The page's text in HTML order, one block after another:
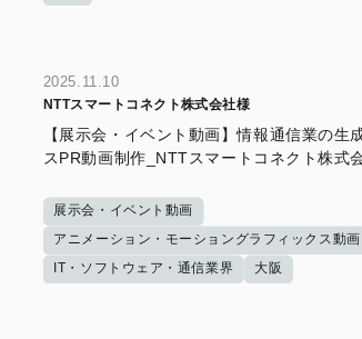
2025.11.10
NTTスマートコネクト株式会社様
【展示会・イベント動画】情報通信業の生
スPR動画制作_NTTスマートコネクト株式
展示会・イベント動画
アニメーション・モーショングラフィックス動画
IT・ソフトウェア・通信業界
大阪